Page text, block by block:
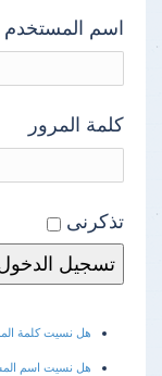
اسم المستخدم
كلمة المرور
تذكرنى
هل نسيت كلمة
هل نسيت اسم